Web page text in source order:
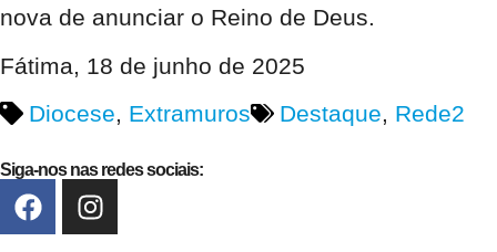
nova de anunciar o Reino de Deus.
Fátima, 18 de junho de 2025
Diocese, Extramuros Destaque, Rede2
Siga-nos nas redes sociais: